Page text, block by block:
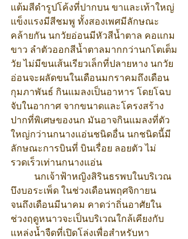
แต้มสีดำรูปโค้งที่ปากบน ขาและเท้าใหญ่
แข็งแรงมีสีชมพู ทั้งสองเพศมีลักษณะ
คล้ายกัน นกวัยอ่อนมีหัวสีน้ำตาล คอแกม
ขาว ลำตัวออกสีน้ำตาลมากกว่านกโตเต็ม
วัย ไม่มีขนเส้นเรียวเล็กที่ปลายหาง นกวัย
อ่อนจะผลัดขนในเดือนมกราคมถึงเดือน
กุมภาพันธ์ กินแมลงเป็นอาหาร โดยโฉบ
จับในอากาศ จากขนาดและโครงสร้าง
ปากที่พิเศษของนก มันอาจกินแมลงที่ตัว
ใหญ่กว่านกนางแอ่นชนิดอื่น นกชนิดนี้มี
ลักษณะการบินที่ บินเรื่อย ลอยตัว ไม่
รวดเร็วเท่านกนางแอ่น
บึงบอระเพ็ด ในช่วงเดือนพฤศจิกายน
จนถึงเดือนมีนาคม คาดว่าถิ่นอาศัยใน
ช่วงฤดูหนาวจะเป็นบริเวณใกล้เคียงกับ
แหล่งน้ำจืดที่เปิดโล่งเพื่อสำหรับหา